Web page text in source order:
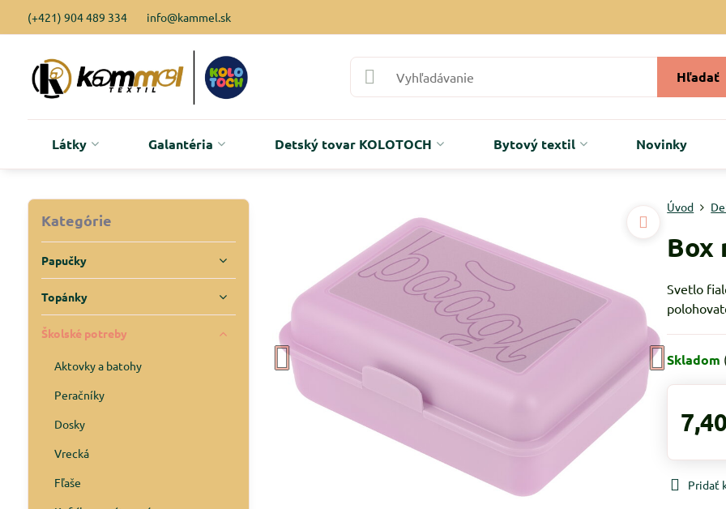
(+421) 904 489 334 info@kammel.sk
Hľadať
Látky Galantéria Detský tovar KOLOTOCH Bytový textil Novinky
Úvod
Box
Svetlo
Skladom
Pridať
Kategórie
Papučky
Topánky
Školské potreby
Aktovky a batohy
Peračníky
Dosky
Vrecká
Fľaše